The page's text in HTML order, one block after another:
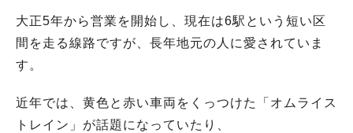
大正5年から営業を開始し、現在は6駅という短い区
間を走る線路ですが、長年地元の人に愛されていま
す。
近年では、黄色と赤い車両をくっつけた「オムライス
トレイン」が話題になっていたり、